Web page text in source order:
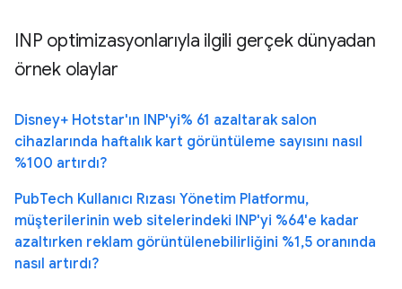
INP optimizasyonlarıyla ilgili gerçek dünyadan
örnek olaylar
Disney+ Hotstar'ın INP'yi% 61 azaltarak salon
cihazlarında haftalık kart görüntüleme sayısını nasıl
%100 artırdı?
PubTech Kullanıcı Rızası Yönetim Platformu,
müşterilerinin web sitelerindeki INP'yi %64'e kadar
azaltırken reklam görüntülenebilirliğini %1,5 oranında
nasıl artırdı?